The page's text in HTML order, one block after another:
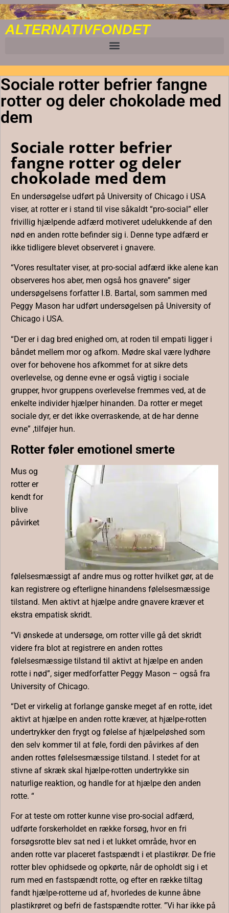
ALTERNATIVFONDET
Sociale rotter befrier fangne
rotter og deler chokolade med
dem
Sociale rotter befrier
fangne rotter og deler
chokolade med dem
En undersøgelse udført på University of Chicago i USA
viser, at rotter er i stand til vise såkaldt “pro-social” eller
frivillig hjælpende adfærd motiveret udelukkende af den
nød en anden rotte befinder sig i. Denne type adfærd er
ikke tidligere blevet observeret i gnavere.
“Vores resultater viser, at pro-social adfærd ikke alene kan
observeres hos aber, men også hos gnavere” siger
undersøgelsens forfatter I.B. Bartal, som sammen med
Peggy Mason har udført undersøgelsen på University of
Chicago i USA.
“Der er i dag bred enighed om, at roden til empati ligger i
båndet mellem mor og afkom. Mødre skal være lydhøre
over for behovene hos afkommet for at sikre dets
overlevelse, og denne evne er også vigtig i sociale
grupper, hvor gruppens overlevelse fremmes ved, at de
enkelte individer hjælper hinanden. Da rotter er meget
sociale dyr, er det ikke overraskende, at de har denne
evne” ,tilføjer hun.
Rotter føler emotionel smerte
Mus og
rotter er
kendt for
blive
påvirket
følelsesmæssigt af andre mus og rotter hvilket gør, at de
kan registrere og efterligne hinandens følelsesmæssige
tilstand. Men aktivt at hjælpe andre gnavere kræver et
ekstra empatisk skridt.
“Vi ønskede at undersøge, om rotter ville gå det skridt
videre fra blot at registrere en anden rottes
følelsesmæssige tilstand til aktivt at hjælpe en anden
rotte i nød”, siger medforfatter Peggy Mason – også fra
University of Chicago.
“Det er virkelig at forlange ganske meget af en rotte, idet
aktivt at hjælpe en anden rotte kræver, at hjælpe-rotten
undertrykker den frygt og følelse af hjælpeløshed som
den selv kommer til at føle, fordi den påvirkes af den
anden rottes følelsesmæssige tilstand. I stedet for at
stivne af skræk skal hjælpe-rotten undertrykke sin
naturlige reaktion, og handle for at hjælpe den anden
rotte. “
For at teste om rotter kunne vise pro-social adfærd,
udførte forskerholdet en række forsøg, hvor en fri
forsøgsrotte blev sat ned i et lukket område, hvor en
anden rotte var placeret fastspændt i et plastikrør. De frie
rotter blev ophidsede og opkørte, når de opholdt sig i et
rum med en fastspændt rotte, og efter en række tiltag
fandt hjælpe-rotterne ud af, hvorledes de kunne åbne
plastikrøret og befri de fastspændte ​​rotter. ”Vi har ikke på